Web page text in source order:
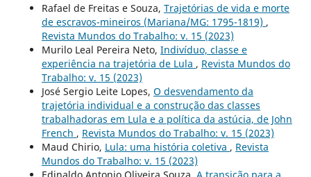
Rafael de Freitas e Souza, Trajetórias de vida e morte
de escravos-mineiros (Mariana/MG: 1795-1819) ,
Revista Mundos do Trabalho: v. 15 (2023)
Murilo Leal Pereira Neto, Indivíduo, classe e
experiência na trajetória de Lula , Revista Mundos do
Trabalho: v. 15 (2023)
José Sergio Leite Lopes, O desvendamento da
trajetória individual e a construção das classes
trabalhadoras em Lula e a política da astúcia, de John
French , Revista Mundos do Trabalho: v. 15 (2023)
Maud Chirio, Lula: uma história coletiva , Revista
Mundos do Trabalho: v. 15 (2023)
Edinaldo Antonio Oliveira Souza, A transição para a